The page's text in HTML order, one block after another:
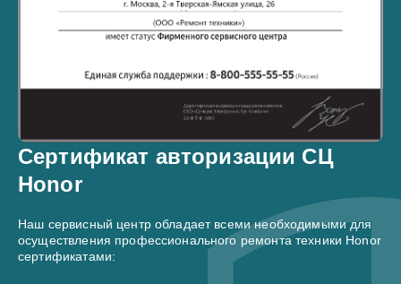
Сертификат авторизации СЦ
Honor
Наш сервисный центр обладает всеми необходимыми для
осуществления профессионального ремонта техники Honor
сертификатами: